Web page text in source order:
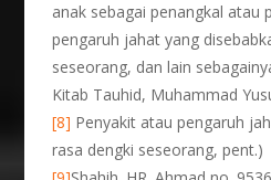
anak sebagai penangkal atau
pengaruh jahat yang
seseorang, dan lain
Kitab Tauhid, Muhammad
[8] Penyakit atau pengaruh
rasa dengki seseorang, pent.)